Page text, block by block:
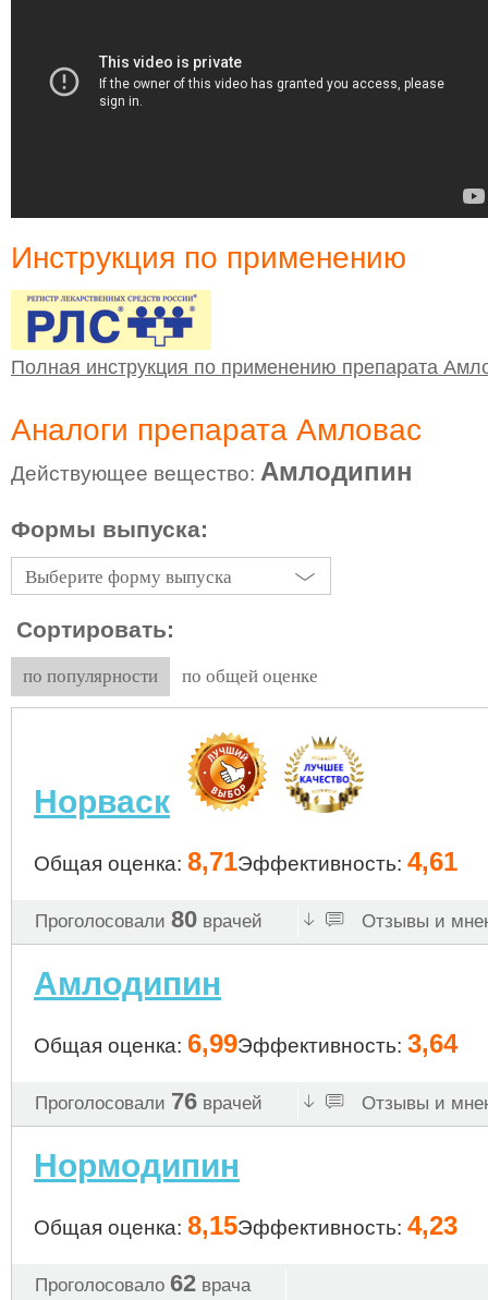
Инструкция по применению
Полная инструкция по применению препарата
Аналоги препарата Амловас
Действующее вещество: Амлодипин
Формы выпуска:
Выберите форму выпуска
Сортировать:
по популярности по общей оценке
Норваск
Общая оценка: 8,71Эффективность: 4,61
Проголосовали 80 врачей Отзывы и
Амлодипин
Общая оценка: 6,99Эффективность: 3,64
Проголосовали 76 врачей Отзывы и
Нормодипин
Общая оценка: 8,15Эффективность: 4,23
Проголосовало 62 врача